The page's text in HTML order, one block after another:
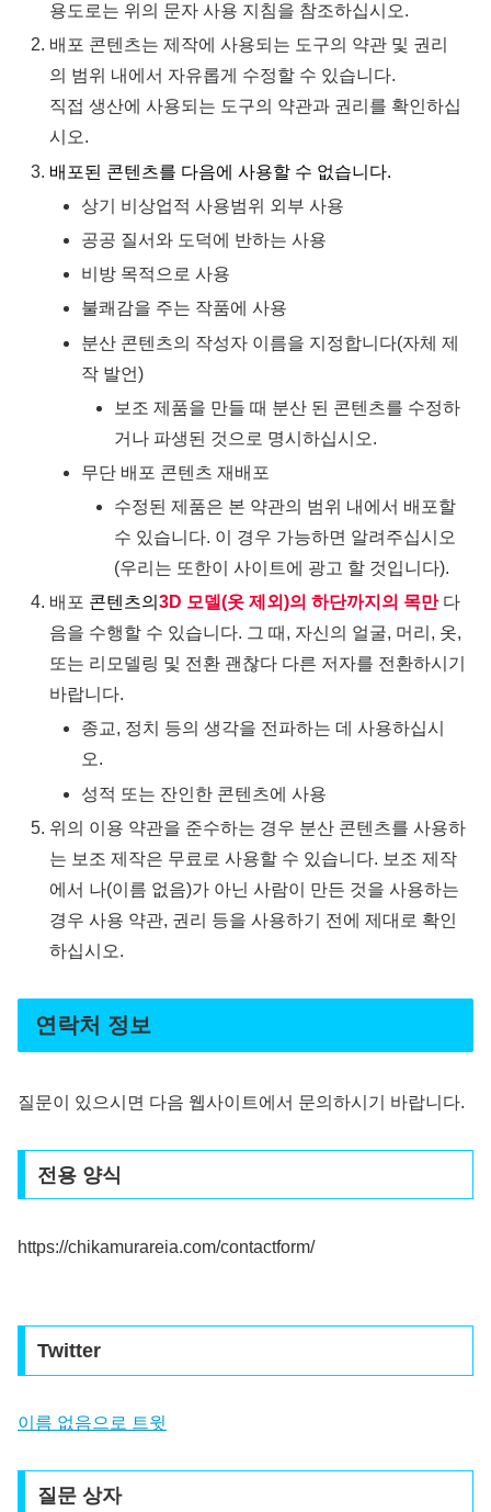
용도로는 위의 문자 사용 지침을 참조하십시오.
배포 콘텐츠는 제작에 사용되는 도구의 약관 및 권리
의 범위 내에서 자유롭게 수정할 수 있습니다.
직접 생산에 사용되는 도구의 약관과 권리를 확인하십
시오.
배포된 콘텐츠를 다음에 사용할 수 없습니다.
상기 비상업적 사용범위 외부 사용
공공 질서와 도덕에 반하는 사용
비방 목적으로 사용
불쾌감을 주는 작품에 사용
분산 콘텐츠의 작성자 이름을 지정합니다(자체 제
작 발언)
보조 제품을 만들 때 분산 된 콘텐츠를 수정하
거나 파생된 것으로 명시하십시오.
무단 배포 콘텐츠 재배포
수정된 제품은 본 약관의 범위 내에서 배포할
수 있습니다. 이 경우 가능하면 알려주십시오
(우리는 또한이 사이트에 광고 할 것입니다).
배포 콘텐츠의3D 모델(옷 제외)의 하단까지의 목만다
음을 수행할 수 있습니다. 그 때, 자신의 얼굴, 머리, 옷,
또는 리모델링 및 전환 괜찮다 다른 저자를 전환하시기
바랍니다.
종교, 정치 등의 생각을 전파하는 데 사용하십시
오.
성적 또는 잔인한 콘텐츠에 사용
위의 이용 약관을 준수하는 경우 분산 콘텐츠를 사용하
는 보조 제작은 무료로 사용할 수 있습니다. 보조 제작
에서 나(이름 없음)가 아닌 사람이 만든 것을 사용하는
경우 사용 약관, 권리 등을 사용하기 전에 제대로 확인
하십시오.
연락처 정보
질문이 있으시면 다음 웹사이트에서 문의하시기 바랍니다.
전용 양식
https://chikamurareia.com/contactform/
Twitter
이름 없음으로 트윗
질문 상자